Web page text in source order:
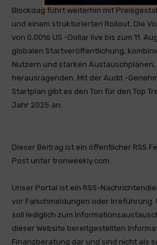
Blockdag führt weiterhin mit
und einem strukturierten Rollout. Die
von 0,0016 US -Dollar live bis zum 11.
globalen Startveröffentlichung,
Nutzern und starken Austauschplänen,
herausragenden. Mit der Audit -
Startplan gibt es den Ton für den Top
Jahr 2025 an.
Dieser Beitrag ist ein öffentlicher RSS
Post unter tronweekly.com .
Unser Portal ist ein RSS-
vor Falschmeldungen oder
soll lediglich zum
dieser Website bereitgestellten
Finanzberatung dar und sind nicht als